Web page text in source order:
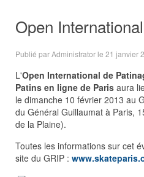
Open
Publié par Administrator le 21 janvier
L'Open International de
Patins en ligne de Paris aura
le dimanche 10 février 2013 au
du Général Guillaumat à Paris,
de la Plaine).
Toutes les informations sur cet
site du GRIP :